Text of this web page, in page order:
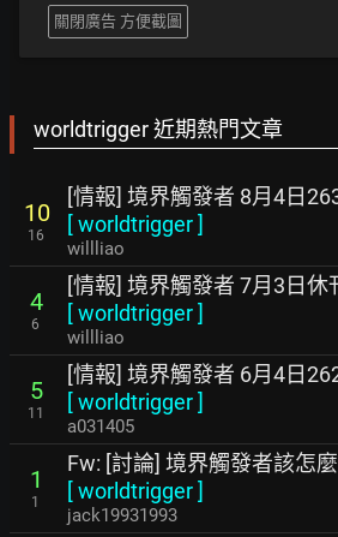
關閉廣告 方便截圖
worldtrigger 近期熱門文章
10
16
[情報] 境界觸發者 8月4日
[worldtrigger]
willliao
4
6
[情報] 境界觸發者 7月3日休
[worldtrigger]
willliao
5
11
[情報] 境界觸發者 6月4日
[worldtrigger]
a031405
1
1
Fw: [討論] 境界觸發者該怎
[worldtrigger]
jack19931993